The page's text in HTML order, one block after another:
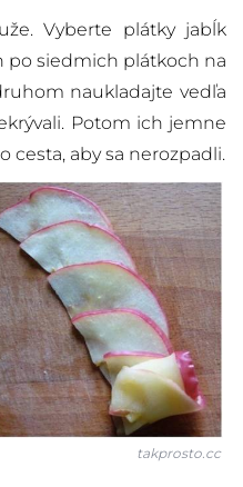
Vyberte plátky jabĺk
po siedmich plátkoch na
naukladajte vedľa
Potom ich jemne
cesta, aby sa nerozpadli.
takprosto.cc